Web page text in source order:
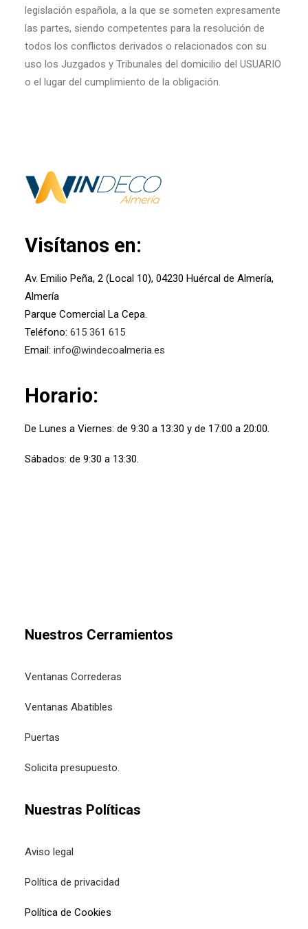
legislación española, a la que se someten expresamente
las partes, siendo competentes para la resolución de
todos los conflictos derivados o relacionados con su
uso los Juzgados y Tribunales del domicilio del USUARIO
o el lugar del cumplimiento de la obligación.
Visítanos en:
Av. Emilio Peña, 2 (Local 10), 04230 Huércal de Almería,
Almería
Parque Comercial La Cepa.
Teléfono: 615 361 615
Email: info@windecoalmeria.es
Horario:
De Lunes a Viernes: de 9:30 a 13:30 y de 17:00 a 20:00.
Sábados: de 9:30 a 13:30.
Nuestros Cerramientos
Ventanas Correderas
Ventanas Abatibles
Puertas
Solicita presupuesto.
Nuestras Políticas
Aviso legal
Política de privacidad
Política de Cookies